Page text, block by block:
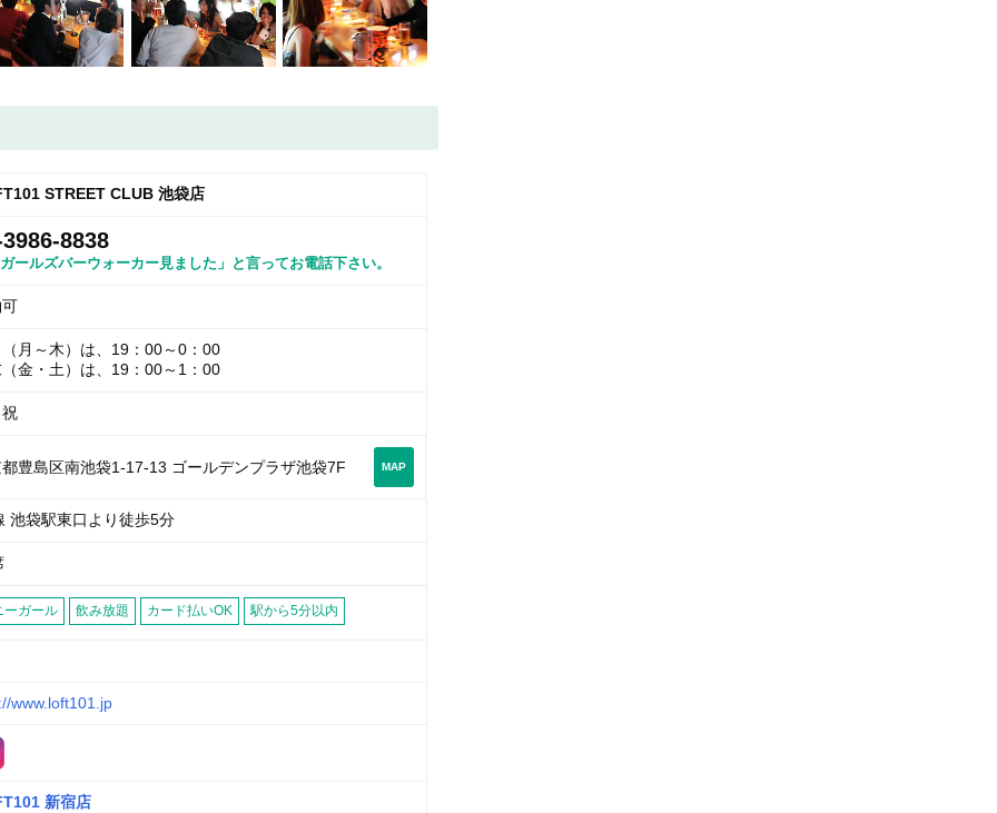
STREET CLUB 池袋店
8838
ールズバーウォーカー見ました」と言ってお電話下さい。
月～木）は、19：00～0：00
金・土）は、19：00～1：00
豊島区南池袋1-17-13 ゴールデンプラザ池袋7F MAP
池袋駅東口より徒歩5分
ーガール 飲み放題 カード払いOK 駅から5分以内
www.loft101.jp
新宿店